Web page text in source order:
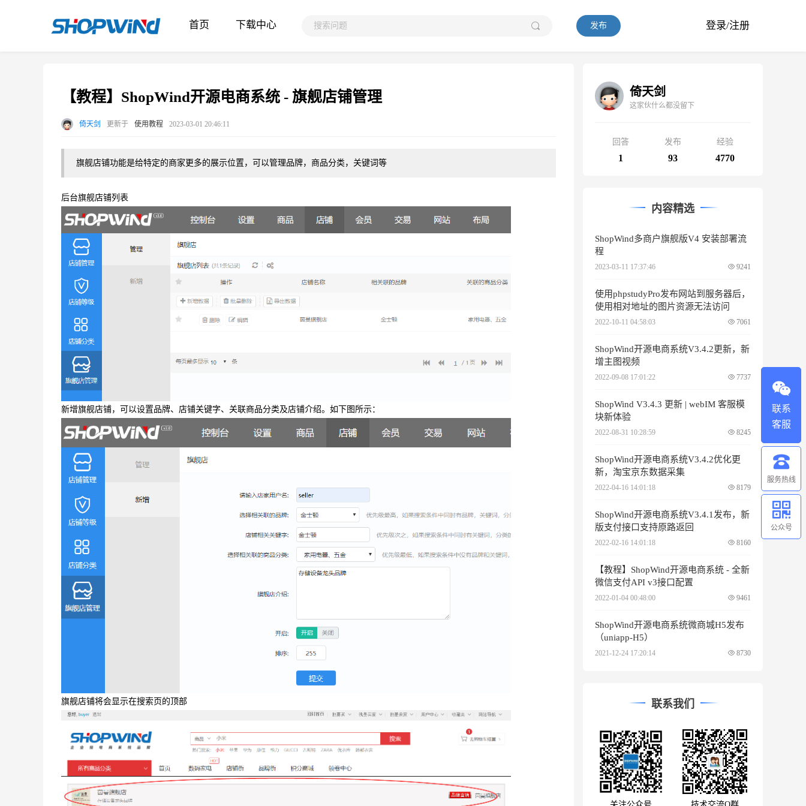
首页 下载中心 发布 登录/注册
【教程】ShopWind开源电商系统 - 旗舰店铺管理
倚天剑 更新于 使用教程 2023-03-01 20:46:11
旗舰店铺功能是给特定的商家更多的展示位置，可以管理品牌，商品分类，关键词等
后台旗舰店铺列表
新增旗舰店铺，可以设置品牌、店铺关键字、关联商品分类及店铺介绍。如下图所示：
旗舰店铺将会显示在搜索页的顶部
倚天剑
这家伙什么都没留下
回答
1
发布
93
经验
4770
内容精选
ShopWind多商户旗舰版V4 安装部署流
程
2023-03-11 17:37:46 9241
使用phpstudyPro发布网站到服务器后，
使用相对地址的图片资源无法访问
2022-10-11 04:58:03 7061
ShopWind开源电商系统V3.4.2更新，新
增主图视频
2022-09-08 17:01:22 7737
ShopWind V3.4.3 更新 | webIM 客服模
块新体验
2022-08-31 10:28:59 8245
ShopWind开源电商系统V3.4.2优化更
新，淘宝京东数据采集
2022-04-16 14:01:18 8179
ShopWind开源电商系统V3.4.1发布，新
版支付接口支持原路返回
2022-02-16 14:01:18 8160
【教程】ShopWind开源电商系统 - 全新
微信支付API v3接口配置
2022-01-04 00:48:00 9461
ShopWind开源电商系统微商城H5发布
（uniapp-H5）
2021-12-24 17:20:14 8730
联系我们
联系
客服
服务热线
公众号